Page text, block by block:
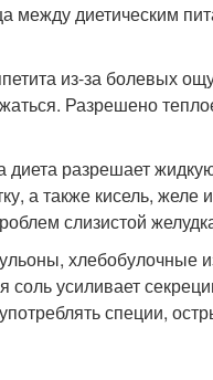
между диетическим
из-за болевых
Разрешено
диета разрешает
а также кисель, желе
слизистой
хлебобулочные
усиливает
специи,